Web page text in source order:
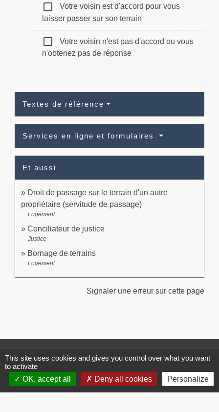
check_box_outline_blank
Votre voisin est d'accord pour vous
laisser passer sur son terrain
check_box_outline_blank
Votre voisin n'est pas d'accord ou vous
n'obtenez pas de réponse
Textes de référence
Services en ligne et formulaires
Et aussi
Droit de passage sur le terrain d'un autre
propriétaire (servitude de passage)
Logement
Conciliateur de justice
Justice
Bornage de terrains
Logement
Signaler une erreur sur cette page
Contacts
3 place de la Mairie
34190 Brissac - FRANCE
This site uses cookies and gives you control over what you want
to activate
OK, accept all
Deny all cookies Personalize